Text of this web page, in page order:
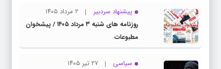
پیشنهاد سردبیر
۲ مرداد ۱۴۰۵
روزنامه های شنبه ۳ مرداد ۱۴۰۵ / پیشخوان
مطبوعات
سیاسی
۲۷ تیر ۱۴۰۵